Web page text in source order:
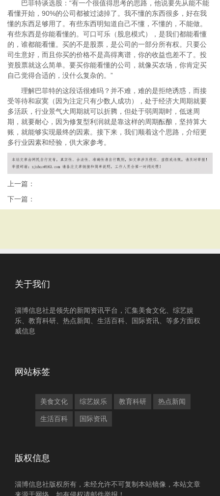
巴菲特谈选股：“有一个很值得思考的思路，他说要先从能不能
看懂开始，90%的公司都被过滤掉了。我不懂的东西很多，好在我
懂的东西足够用了。有些东西明知道自己不懂，不懂的，不能做。
有些东西是你能看懂的。可口可乐（股息模式），是我们都能看懂
的，谁都能看懂。买的不是股票，是公司的一部分所有权。只要公
司生意好，而且你买的价格不是高得离谱，你的收益也差不了。投
资股票就这么简单。要买你能看懂的公司，就像买农场，你肯定买
自己觉得合适的，没什么复杂的。”
理解巴菲特的这段话很难吗？并不难，难的是拒绝诱惑，而接
受等待和寂寞（因为注定只有少数人成功），处于经济大周期就要
多活跃，行业景气大周期就可以折腾，但处于弱周期时，低迷周
期，就要耐心，因为修复型利润就是靠这样的周期酝酿，坚持算大
账，就能够实现最终的因素。接下来，我们顺着这个思路，介绍更
多行业因素和经验，供大家参考。
上一篇：
下一篇：
关于我们
淄博信息社是领先的新闻资讯平台，汇集美食文化、综艺娱
乐、教育科研、热点新闻、生活百科、国际资讯、等多方面权
威信息
网站标签
美食文化 综艺娱乐 教育科研 热点新闻
生活百科 国际资讯
版权信息
淄博信息社版权所有，未经允许不可复制本站镜像，本站文章